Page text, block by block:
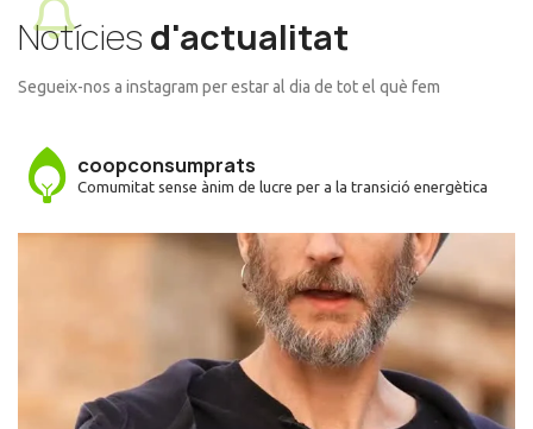
Notícies d'actualitat
Segueix-nos a instagram per estar al dia de tot el què fem
coopconsumprats
Comumitat sense ànim de lucre per a la transició energètica